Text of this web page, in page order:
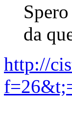
da
http://